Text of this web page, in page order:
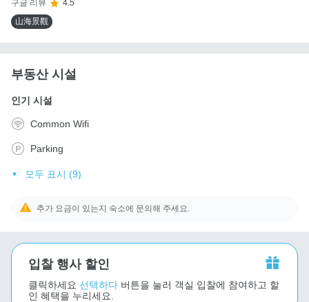
구글 리뷰
4.5
山海景觀
부동산 시설
인기 시설
Common Wifi
Parking
모두 표시 (9)
추가 요금이 있는지 숙소에 문의해 주세요.
입찰 행사 할인
클릭하세요 선택하다 버튼을 눌러 객실 입찰에 참여하고 할
인 혜택을 누리세요.